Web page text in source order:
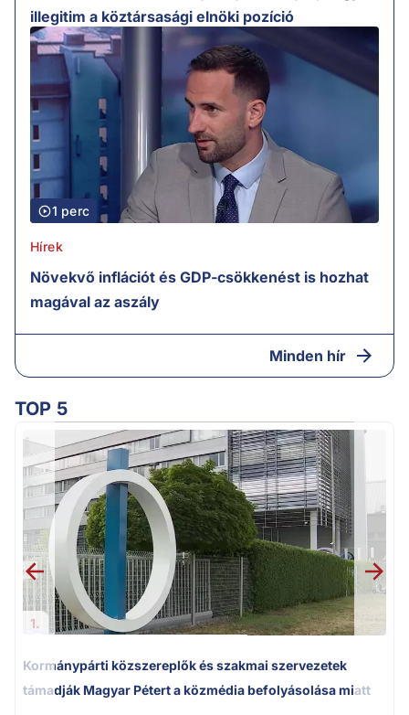
illegitim a köztársasági elnöki pozíció
1 perc
Hírek
Növekvő inflációt és GDP-csökkenést is hozhat
magával az aszály
Minden hír
TOP 5
1.
Kormánypárti közszereplők és szakmai szervezetek
támadják Magyar Pétert a közmédia befolyásolása miatt